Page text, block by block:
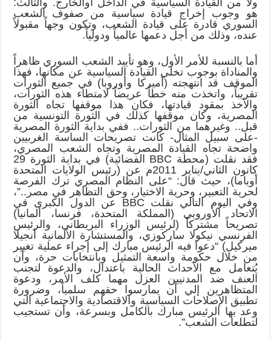
هو وجوب إخراج قيادة سياسية من صفوف الشعب
السوري قادرة على قيادة الشعب، وتكون وجهاً مقبولاً
عنده، وذلك من أجل دعمها عالمياً ودولياً.
أما بالنسبة للأمر الأول، وهو تأييد الشعب السوري ظاهراً
والمناداة بوجوب تخلي القيادة السياسية عن مكانها، فهذا
الموقف قد انتهجته (أميركا وأوروبا) في جميع الثورات
تقريباً، واتخذت منه خطاً عريضاً لامتطاء هذه الثورات،
والأخذ بمقود قيادتها، فكان هذا موقفها تجاه الثورة
المصرية، وكان موقفها كذلك في الثورة التونسية من
قبل.. وغيرهما من الثورات.. ففي بداية الثورة المصرية
-على سبيل المثال- كانت تصريحات الساسة الغربيين
واضحة تجاه القيادة المصرية وتجاه الشعب المصري،
فقد نقلت (محطة BBC الفضائية) في بداية الثورة 29
كانون الثاني/يناير 2011م عن (رئيس الولايات المتحدة
أوباما)، حيث قال: “على النظام المصري ترك الفرصة
لحرية التعبير، وحرية الاختيار، وحق التظاهر في مصر..”،
وفي اليوم التالي نقلت BBC عن الدول الكبرى في
الاتحاد الأوروبي (المملكة المتحدة، فرنسا، ألمانيا)
تصريحاً مشتركاً (لرئيس الوزراء البريطاني، والرئيس
الفرنسي نيكولا ساركوزي، والمستشارة الألمانية أنجيلا
ميركيل) “دعوا فيه الرئيس مبارك إلى إجراء عملية تغيير
من خلال حكومة واسعة التمثيل وبانتخابات حرة، وأن
يُتعامل مع الأحداث الحالية باعتدال، والدعوة لتجنب
العنف ضد المدنيين العزل مهما كلف الأمر، ودعوة
المتظاهرين إلي أن يمارسوا حقهم سلمياً، وضرورة
تطبيق الإصلاحات السياسية والاقتصادية والاجتماعية التي
وعد بها الرئيس مبارك بالكامل وبسرعة، وأن تستجيب
لتطلعات الشعب”.